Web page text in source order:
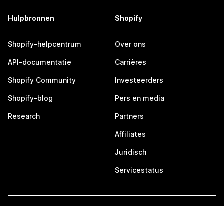
Hulpbronnen
Shopify-helpcentrum
API-documentatie
Shopify Community
Shopify-blog
Research
Shopify
Over ons
Carrières
Investeerders
Pers en media
Partners
Affiliates
Juridisch
Servicestatus